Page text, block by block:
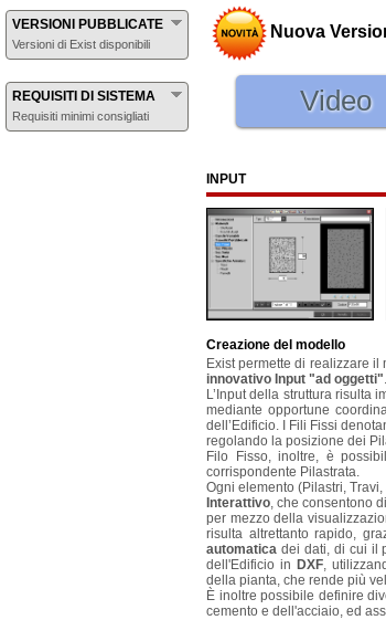
VERSIONI PUBBLICATE
Versioni di Exist disponibili
REQUISITI DI SISTEMA
Requisiti minimi consigliati
Nuova
Video
INPUT
Creazione del modello
Exist permette di realizzare
innovativo Input "ad oggetti".
L’Input della struttura risulta
mediante opportune
dell’Edificio. I Fili Fissi
regolando la posizione dei
Filo Fisso, inoltre, è
corrispondente Pilastrata.
Ogni elemento (Pilastri,
Interattivo, che consentono
per mezzo della
risulta altrettanto rapido,
automatica dei dati, di cui il
dell'Edificio in DXF,
della pianta, che rende più
È inoltre possibile definire
cemento e dell'acciaio, ed